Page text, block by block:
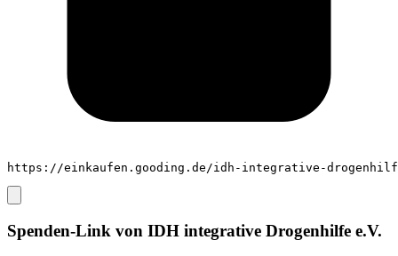
https://einkaufen.gooding.de/idh-integrative-
Spenden-Link von IDH integrative Drogenhilfe e.V.